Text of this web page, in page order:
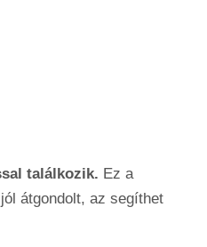
találkozik. Ez a
jól átgondolt, az segíthet